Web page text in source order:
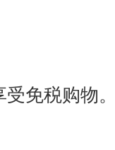
免税购物。